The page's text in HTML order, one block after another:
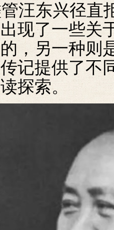
汪东兴径直
现了一些关
，另一种则
记提供了不
探索。